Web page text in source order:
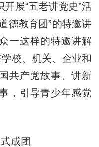
展“五老讲党史”活
德教育团”的特邀讲
一这样的特邀讲解
校、机关、企业和
共产党故事、讲新
，引导青少年感党
成团